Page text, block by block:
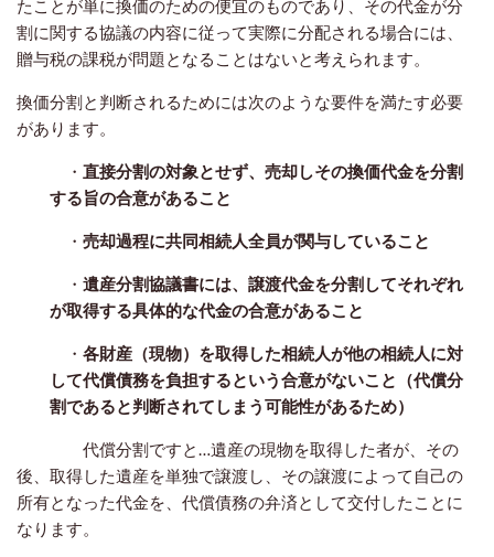
たことが単に換価のための便宜のものであり、その代金が分
割に関する協議の内容に従って実際に分配される場合には、
贈与税の課税が問題となることはないと考えられます。
換価分割と判断されるためには次のような要件を満たす必要
があります。
・ 直接分割の対象とせず、売却しその換価代金を分割
する旨の合意があること
・ 売却過程に共同相続人全員が関与していること
・ 遺産分割協議書には、譲渡代金を分割してそれぞれ
が取得する具体的な代金の合意があること
・ 各財産（現物）を取得した相続人が他の相続人に対
して代償債務を負担するという合意がないこと（代償分
割であると判断されてしまう可能性があるため）
代償分割ですと…遺産の現物を取得した者が、その
後、取得した遺産を単独で譲渡し、その譲渡によって自己の
所有となった代金を、代償債務の弁済として交付したことに
なります。